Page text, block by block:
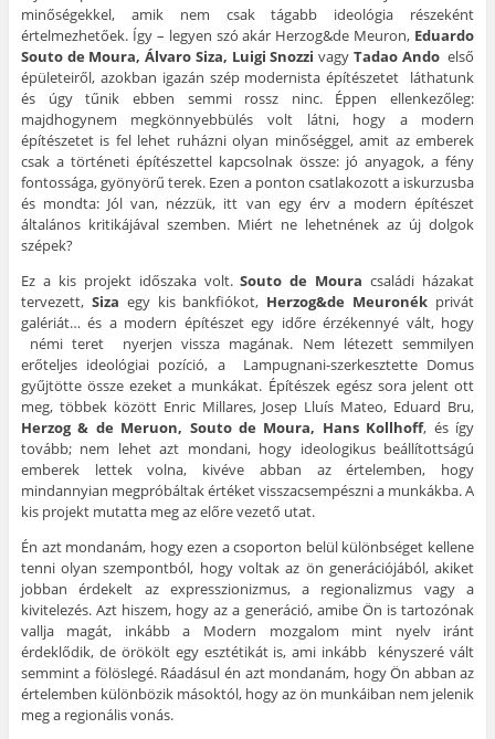
minőségekkel, amik nem csak tágabb ideológia részeként
értelmezhetőek. Így – legyen szó akár Herzog&de Meuron, Eduardo
Souto de Moura, Álvaro Siza, Luigi Snozzi vagy Tadao Andoelső
épületeiről, azokban igazán szép modernista építészetet láthatunk
és úgy tűnik ebben semmi rossz ninc. Éppen ellenkezőleg:
majdhogynem megkönnyebbülés volt látni, hogy a modern
építészetet is fel lehet ruházni olyan minőséggel, amit az emberek
csak a történeti építészettel kapcsolnak össze: jó anyagok, a fény
fontossága, gyönyörű terek. Ezen a ponton csatlakozott a iskurzusba
és mondta: Jól van, nézzük, itt van egy érv a modern építészet
általános kritikájával szemben. Miért ne lehetnének az új dolgok
szépek?
Ez a kis projekt időszaka volt.Souto de Moura családi házakat
tervezett, Siza egy kis bankfiókot, Herzog&de Meuronék privát
galériát… és a modern építészet egy időre érzékennyé vált, hogy
némi teret nyerjen vissza magának. Nem létezett semmilyen
erőteljes ideológiai pozíció, a Lampugnani-szerkesztette Domus
gyűjtötte össze ezeket a munkákat. Építészek egész sora jelent ott
meg, többek között Enric Millares, Josep Lluís Mateo, Eduard Bru,
Herzog & de Meruon, Souto de Moura, Hans Kollhoff, és így
tovább; nem lehet azt mondani, hogy ideologikus beállítottságú
emberek lettek volna, kivéve abban az értelemben, hogy
mindannyian megpróbáltak értéket visszacsempészni a munkákba. A
kis projekt mutatta meg az előre vezető utat.
Én azt mondanám, hogy ezen a csoporton belül különbséget kellene
tenni olyan szempontból, hogy voltak az ön generációjából, akiket
jobban érdekelt az expresszionizmus, a regionalizmus vagy a
kivitelezés. Azt hiszem, hogy az a generáció, amibe Ön is tartozónak
vallja magát, inkább a Modern mozgalom mint nyelv iránt
érdeklődik, de örökölt egy esztétikát is, ami inkább kényszeré vált
semmint a fölöslegé. Ráadásul én azt mondanám, hogy Ön abban az
értelemben különbözik másoktól, hogy az ön munkáiban nem jelenik
meg a regionális vonás.